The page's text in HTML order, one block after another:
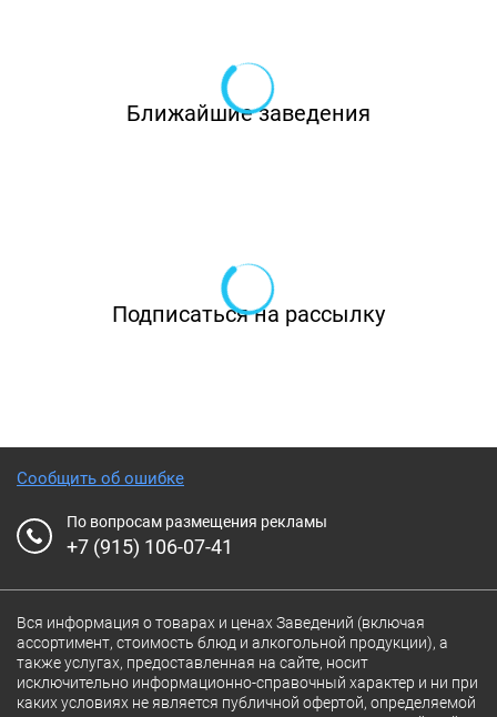
Ближайшие заведения
Подписаться на рассылку
Сообщить об ошибке
По вопросам размещения рекламы
+7 (915) 106-07-41
Вся информация о товарах и ценах Заведений (включая
ассортимент, стоимость блюд и алкогольной продукции), а
также услугах, предоставленная на сайте, носит
исключительно информационно-справочный характер и ни при
каких условиях не является публичной офертой, определяемой